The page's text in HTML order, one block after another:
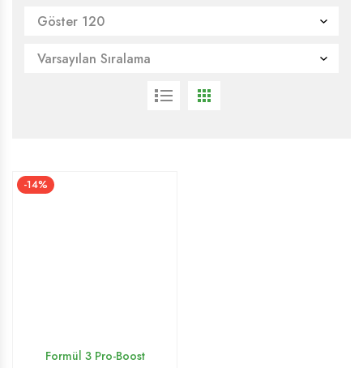
-14%
Formül 3 Pro-Boost